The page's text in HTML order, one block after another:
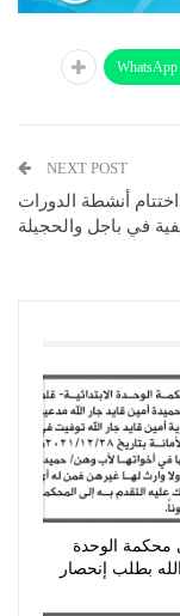
WhatsApp
NEXT POST
أنشطة الدورات
في باجل والحجيلة
محكمة الوحدة
بطلب إنحصار